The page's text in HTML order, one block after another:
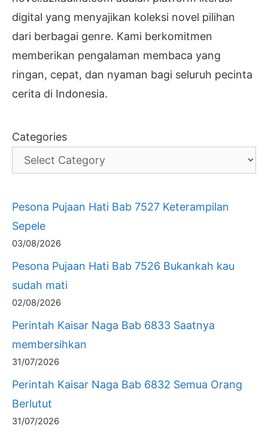
digital yang menyajikan koleksi novel pilihan
dari berbagai genre. Kami berkomitmen
memberikan pengalaman membaca yang
ringan, cepat, dan nyaman bagi seluruh pecinta
cerita di Indonesia.
Categories
Pesona Pujaan Hati Bab 7527 Keterampilan
Sepele
03/08/2026
Pesona Pujaan Hati Bab 7526 Bukankah kau
sudah mati
02/08/2026
Perintah Kaisar Naga Bab 6833 Saatnya
membersihkan
31/07/2026
Perintah Kaisar Naga Bab 6832 Semua Orang
Berlutut
31/07/2026